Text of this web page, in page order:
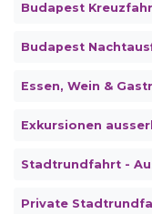
Budapest
Budapest
Essen, Wein &
Exkursionen
Stadtrundfahrt -
Private